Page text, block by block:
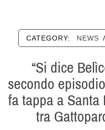
CATEGORY: NEWS /
“Si dice
secondo
fa tappa a
tra